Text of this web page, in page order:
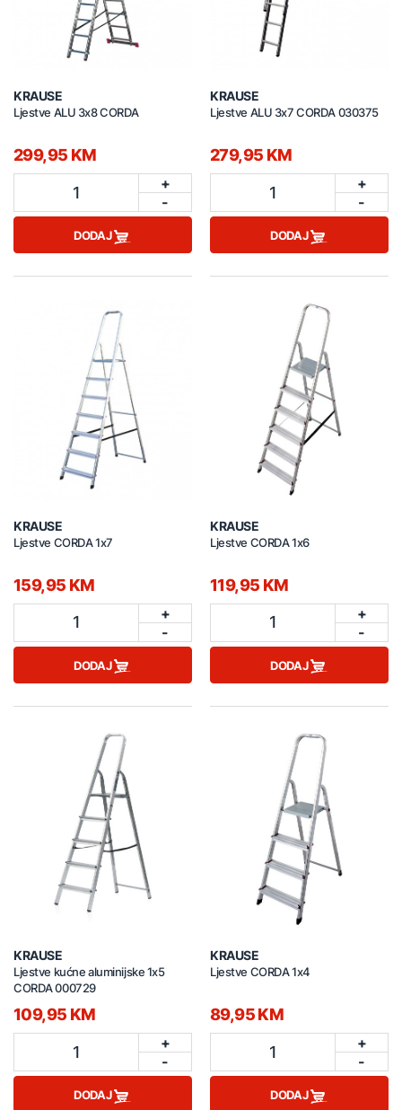
KRAUSE
Ljestve ALU 3x8 CORDA
299,95 KM
1
+
-
DODAJ
KRAUSE
Ljestve ALU 3x7 CORDA 030375
279,95 KM
1
+
-
DODAJ
KRAUSE
Ljestve CORDA 1x7
159,95 KM
1
+
-
DODAJ
KRAUSE
Ljestve CORDA 1x6
119,95 KM
1
+
-
DODAJ
KRAUSE
Ljestve kućne aluminijske 1x5
CORDA 000729
109,95 KM
1
+
-
DODAJ
KRAUSE
Ljestve CORDA 1x4
89,95 KM
1
+
-
DODAJ